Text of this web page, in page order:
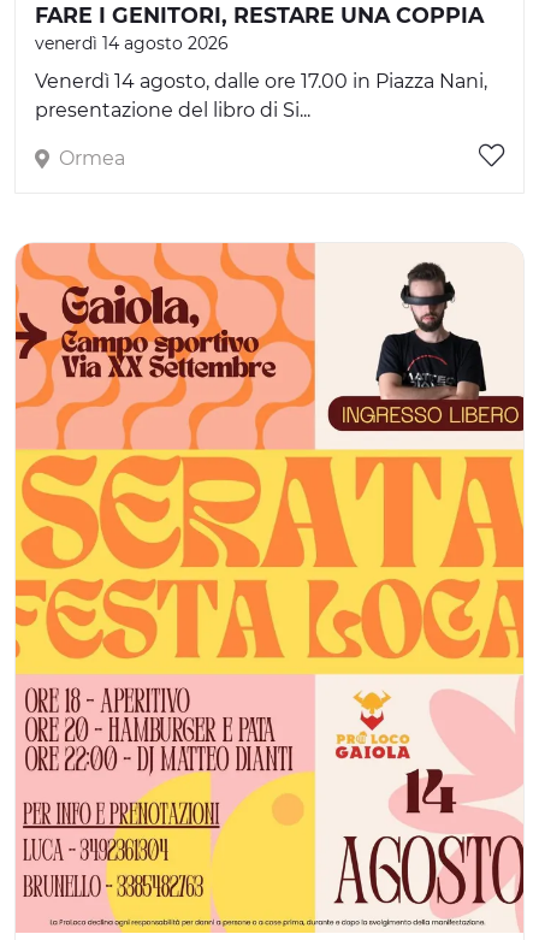
FARE I GENITORI, RESTARE UNA COPPIA
venerdì 14 agosto 2026
Venerdì 14 agosto, dalle ore 17.00 in Piazza Nani,
presentazione del libro di Si...
Ormea